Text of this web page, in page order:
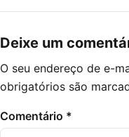
Deixe um
O seu endereço de e-
obrigatórios são
Comentário *